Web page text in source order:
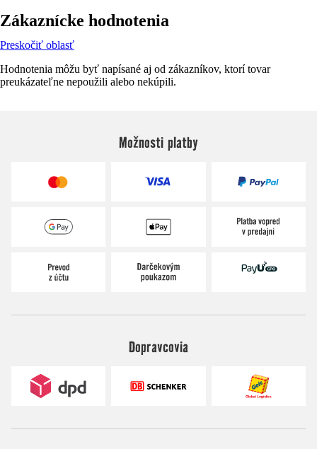
Zákaznícke hodnotenia
Preskočiť oblasť
Hodnotenia môžu byť napísané aj od zákazníkov, ktorí tovar
preukázateľne nepoužili alebo nekúpili.
Možnosti platby
Dopravcovia